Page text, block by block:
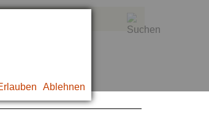
Ablehnen